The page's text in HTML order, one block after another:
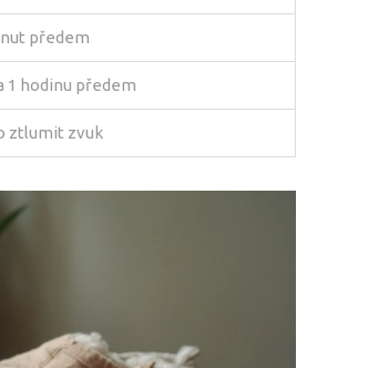
předem
1 hodinu předem
ztlumit zvuk